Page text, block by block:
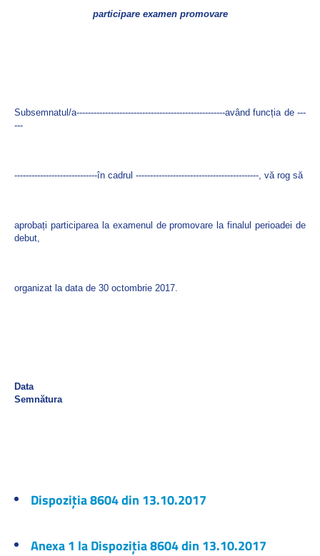
participare examen promovare
Subsemnatul/a----------------------------------------------------având funcția de ---
---
-----------------------------în cadrul -------------------------------------------, vă rog să
aprobați participarea la examenul de promovare la finalul perioadei de
debut,
organizat la data de 30 octombrie 2017.
Data
Semnătura
Dispoziția 8604 din 13.10.2017
Anexa 1 la Dispoziția 8604 din 13.10.2017